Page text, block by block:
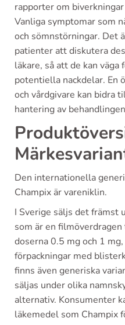
rapporter om
Vanliga symptomar som
och sömnstörningar. Det
patienter att diskutera
läkare, så att de kan
potentiella nackdelar. En
och vårdgivare kan bidra
hantering av
Den internationella
Champix är vareniklin.
I Sverige säljs det främst
som är en
doserna 0.5 mg och 1
förpackningar med
finns även generiska
säljas under olika
alternativ. Konsumenter
läkemedel som Champix